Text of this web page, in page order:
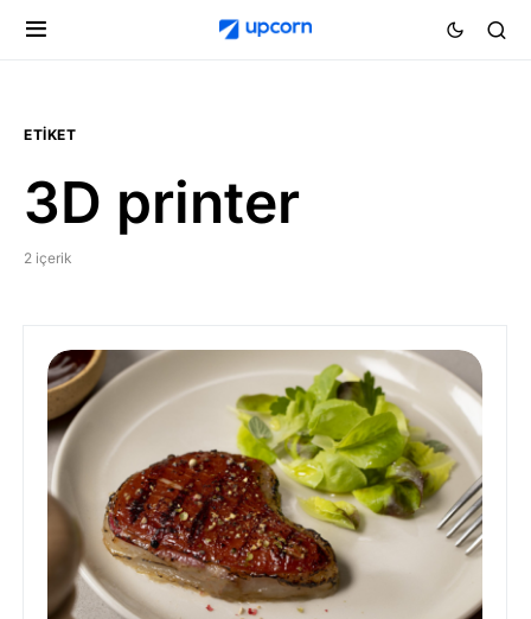
ETIKET
3D printer
2 içerik